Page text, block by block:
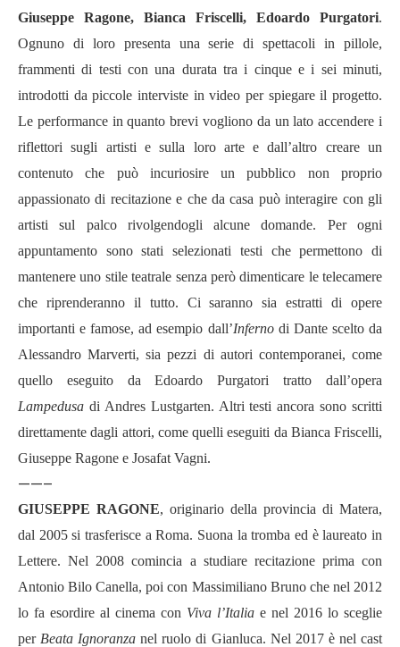
Giuseppe Ragone, Bianca Friscelli, Edoardo Purgatori.
Ognuno di loro presenta una serie di spettacoli in pillole,
frammenti di testi con una durata tra i cinque e i sei minuti,
introdotti da piccole interviste in video per spiegare il progetto.
Le performance in quanto brevi vogliono da un lato accendere i
riflettori sugli artisti e sulla loro arte e dall’altro creare un
contenuto che può incuriosire un pubblico non proprio
appassionato di recitazione e che da casa può interagire con gli
artisti sul palco rivolgendogli alcune domande. Per ogni
appuntamento sono stati selezionati testi
che permettono di
mantenere uno stile teatrale senza però dimenticare le telecamere
che riprenderanno il tutto. Ci saranno sia estratti di opere
importanti e famose, ad esempio dall’Infernodi Dante scelto da
Alessandro Marverti, sia pezzi di autori contemporanei, come
quello eseguito da Edoardo Purgatori tratto dall’opera
Lampedusa di Andres Lustgarten. Altri testi ancora sono scritti
direttamente dagli attori, come quelli eseguiti da Bianca Friscelli,
Giuseppe Ragone e Josafat Vagni.
——–
GIUSEPPE RAGONE, originario della provincia di Matera,
dal 2005 si trasferisce a Roma. Suona la tromba ed è laureato in
Lettere. Nel 2008 comincia a studiare recitazione prima con
Antonio Bilo Canella, poi con Massimiliano Bruno che nel 2012
lo fa esordire al cinema con Viva l’Italia e nel 2016 lo sceglie
per Beata Ignoranza nel ruolo di Gianluca. Nel 2017 è nel cast